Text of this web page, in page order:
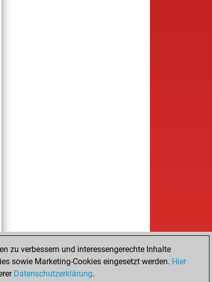
zu verbessern und interessengerechte Inhalte
sowie Marketing-Cookies eingesetzt werden. Hier
Datenschutzerklärung.